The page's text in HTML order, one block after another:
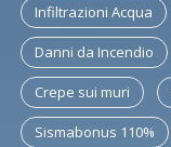
Infiltrazioni Acqua
Danni da Incendio
Crepe sui muri
Sismabonus 110%